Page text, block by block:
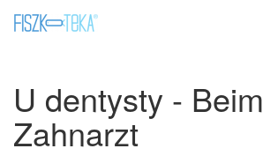
U dentysty - Beim
Zahnarzt